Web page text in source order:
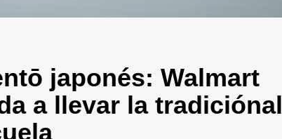
japonés: Walmart
a llevar la tradiciónal